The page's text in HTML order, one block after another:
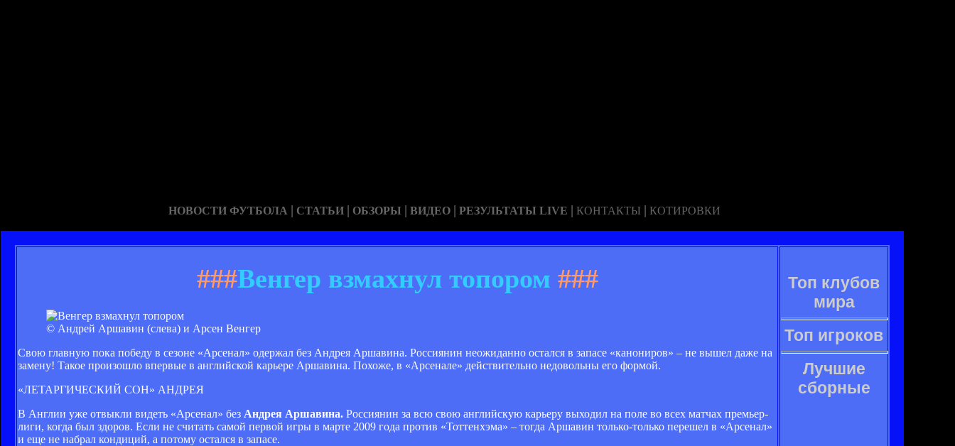
НОВОСТИ ФУТБОЛА | СТАТЬИ | ОБЗОРЫ | ВИДЕО | РЕЗУЛЬТАТЫ LIVE | КОНТАКТЫ | КОТИРОВКИ
###Венгер взмахнул топором ###
© Андрей Аршавин (слева) и Арсен Венгер
Свою главную пока победу в сезоне «Арсенал» одержал без Андрея Аршавина. Россиянин неожиданно остался в запасе «канониров» – не вышел даже на
замену! Такое произошло впервые в английской карьере Аршавина. Похоже, в «Арсенале» действительно недовольны его формой.
«ЛЕТАРГИЧЕСКИЙ СОН» АНДРЕЯ
В Англии уже отвыкли видеть «Арсенал» без Андрея Аршавина. Россиянин за всю свою английскую карьеру выходил на поле во всех матчах премьер-
лиги, когда был здоров. Если не считать самой первой игры в марте 2009 года против «Тоттенхэма» – тогда Аршавин только-только перешел в «Арсенал»
и еще не набрал кондиций, а потому остался в запасе.
Топ клубов
мира
Топ игроков
Лучшие
сборные